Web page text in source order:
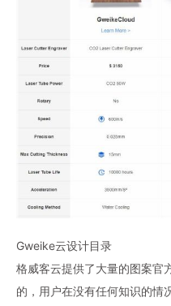
Gweike云设计目录
格威客云提供了大量的图案官
的，用户在没有任何知识的情